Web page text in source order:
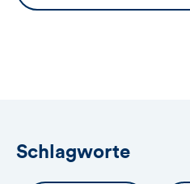
Button
Schlagworte